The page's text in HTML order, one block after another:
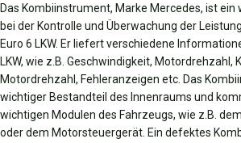
Das Kombiinstrument, Marke Mercedes, ist
bei der Kontrolle und Überwachung der
Euro 6 LKW. Er liefert verschiedene
LKW, wie z.B. Geschwindigkeit, Motordrehzahl,
Motordrehzahl, Fehleranzeigen etc. Das
wichtiger Bestandteil des Innenraums und
wichtigen Modulen des Fahrzeugs, wie z.B.
oder dem Motorsteuergerät. Ein defektes